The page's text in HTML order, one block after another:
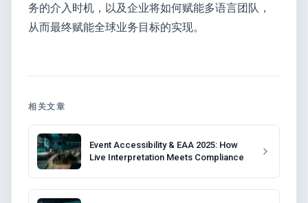
务的介入时机，以及企业将如何赋能多语言团队，
从而最终赋能全球业务目标的实现。
相关文章
Event Accessibility & EAA 2025: How
Live Interpretation Meets Compliance